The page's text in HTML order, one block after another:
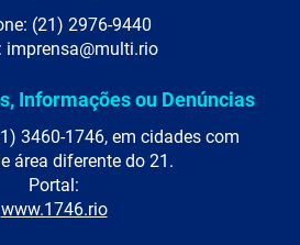
(21) 2976-9440
imprensa@multi.rio
Informações ou Denúncias
3460-1746, em cidades com
área diferente do 21.
Portal:
www.1746.rio